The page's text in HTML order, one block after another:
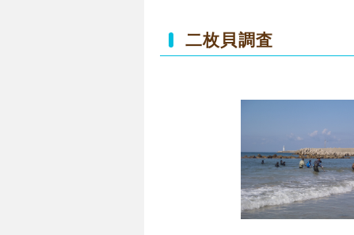
二枚貝調査